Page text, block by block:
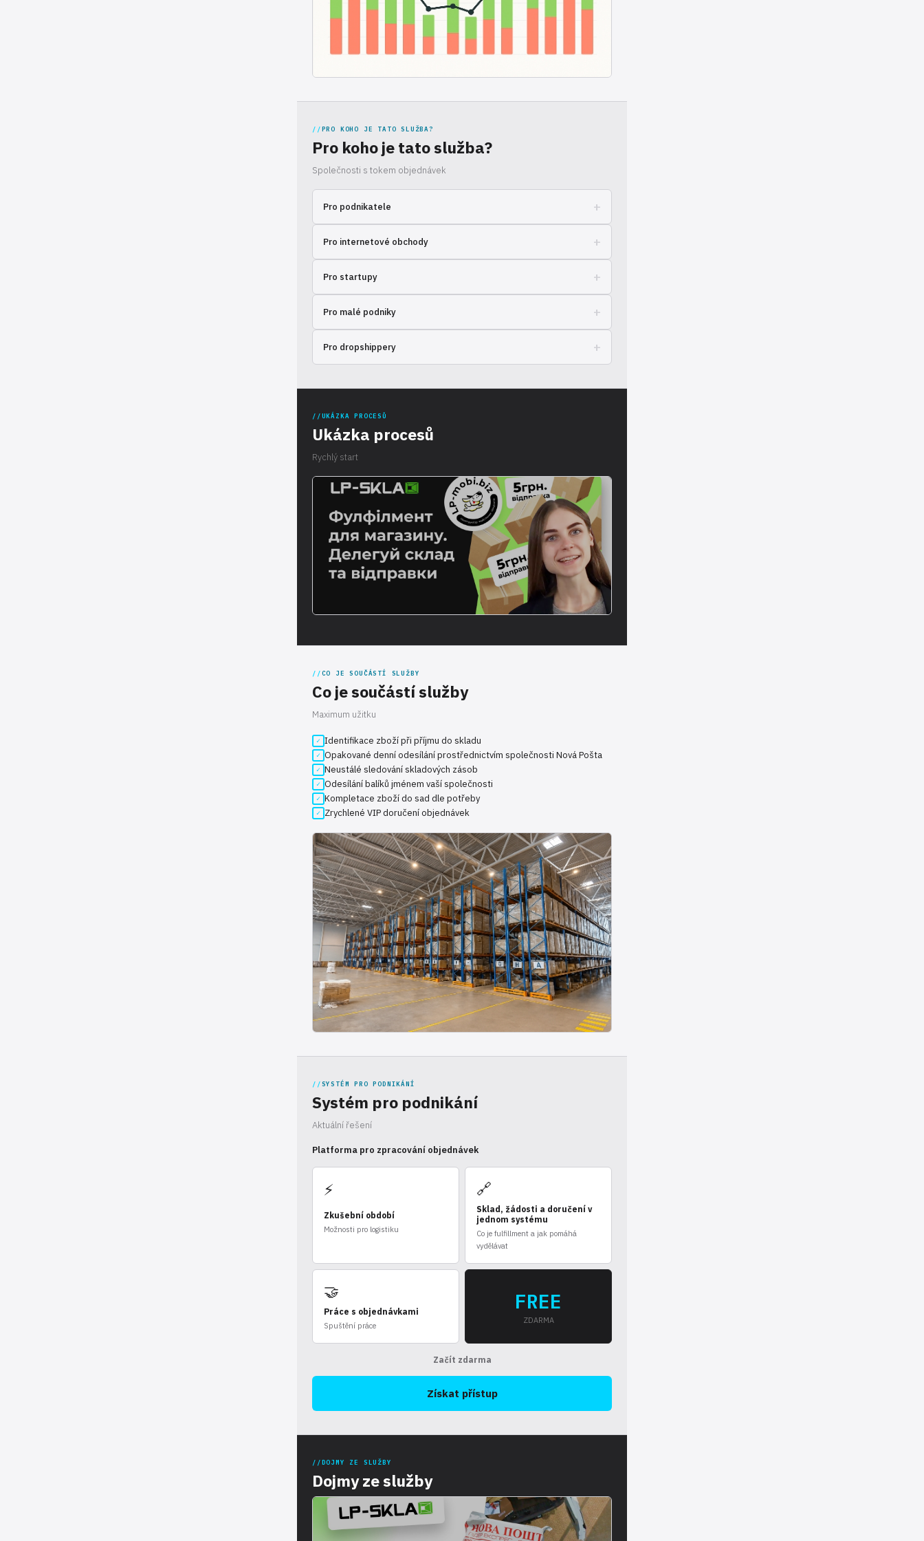
PRO KOHO JE TATO SLUŽBA?
Pro koho je tato služba?
Společnosti s tokem objednávek
Pro podnikatele +
Pro internetové obchody +
Pro startupy +
Pro malé podniky +
Pro dropshippery +
UKÁZKA PROCESŮ
Ukázka procesů
Rychlý start
CO JE SOUČÁSTÍ SLUŽBY
Co je součástí služby
Maximum užitku
Identifikace zboží při příjmu do skladu
Opakované denní odesílání prostřednictvím společnosti Nová Pošta
Neustálé sledování skladových zásob
Odesílání balíků jménem vaší společnosti
Kompletace zboží do sad dle potřeby
Zrychlené VIP doručení objednávek
SYSTÉM PRO PODNIKÁNÍ
Systém pro podnikání
Aktuální řešení
Platforma pro zpracování objednávek
⚡
Zkušební období
Možnosti pro logistiku
🔗
Sklad, žádosti a doručení v
jednom systému
Co je fulfillment a jak pomáhá
vydělávat
🤝
Práce s objednávkami
Spuštění práce
FREE
ZDARMA
Začít zdarma
Získat přístup
DOJMY ZE SLUŽBY
Dojmy ze služby